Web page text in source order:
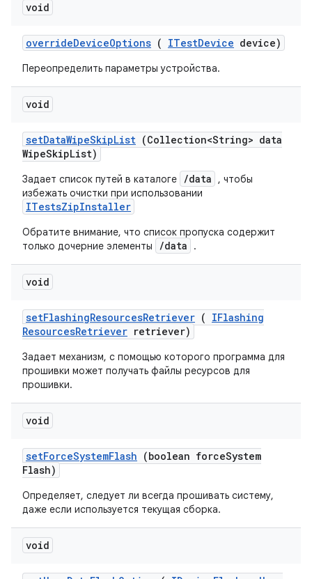
void
overrideDeviceOptions ( ITestDevice device)
Переопределить параметры устройства.
void
setDataWipeSkipList (Collection<String> data
WipeSkipList)
Задает список путей в каталоге /data
, чтобы
избежать очистки при использовании
ITestsZipInstaller
Обратите внимание, что список пропуска содержит
только дочерние элементы
/data .
void
setFlashingResourcesRetriever ( IFlashing
ResourcesRetriever retriever)
Задает механизм, с помощью которого программа для
прошивки может получать файлы ресурсов для
прошивки.
void
setForceSystemFlash (boolean forceSystem
Flash)
Определяет, следует ли всегда прошивать систему,
даже если используется текущая сборка.
void